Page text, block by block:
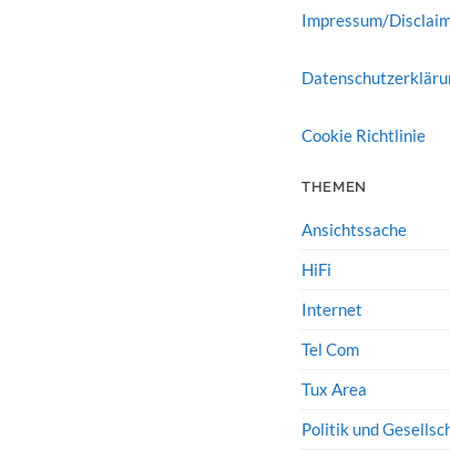
Impressum/
Cookie Richtlinie
THEMEN
Ansichtssache
HiFi
Internet
Tel Com
Tux Area
Politik und